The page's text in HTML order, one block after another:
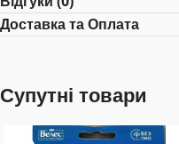
Доставка та Оплата
Супутні товари